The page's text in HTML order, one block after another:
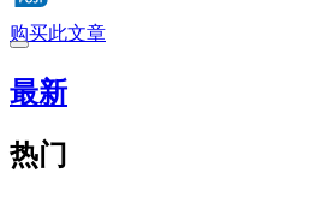
购买此文章
最新
热门